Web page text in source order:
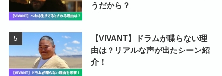
うだから？
【VIVANT】ドラムが喋らない理
由は？リアルな声が出たシーン紹
介！